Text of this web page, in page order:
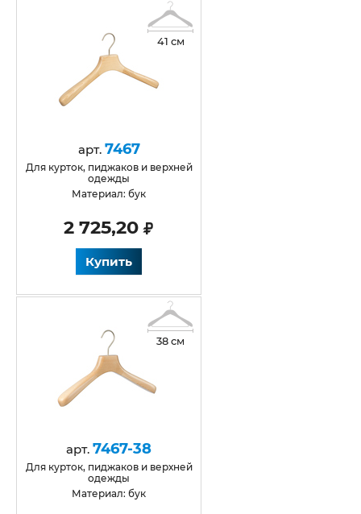
41 см
арт. 7467
для курток, пиджаков и верхней
одежды
Материал: бук
2 725,20
Купить
38 см
арт. 7467-38
для курток, пиджаков и верхней
одежды
Материал: бук